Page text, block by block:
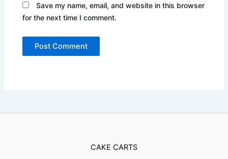
Save my name, email, and website in this browser
for the next time I comment.
CAKE CARTS